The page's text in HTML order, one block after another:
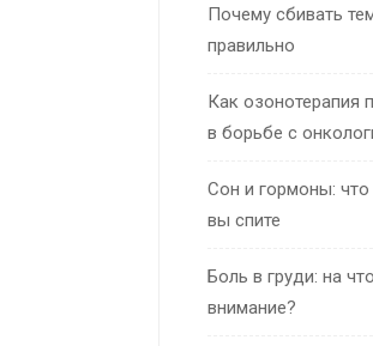
Почему сбивать
правильно
Как озонотерапия
в борьбе с
Сон и гормоны: что
вы спите
Боль в груди: на
внимание?